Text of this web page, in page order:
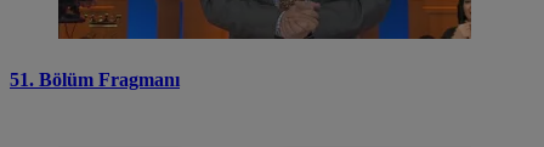
51. Bölüm Fragmanı